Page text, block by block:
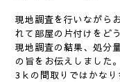
現地調査を行いながら
れて部屋の片付けをど
現地調査の結果、処分
の旨をお伝えしました。
3ｋの間取りではかなり